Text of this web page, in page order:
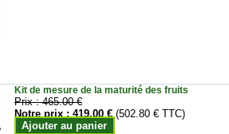
Kit de mesure de la maturité des fruits
Prix :465.00 €
Notre prix :419.00 € (502.80 € TTC)
Ajouter au panier